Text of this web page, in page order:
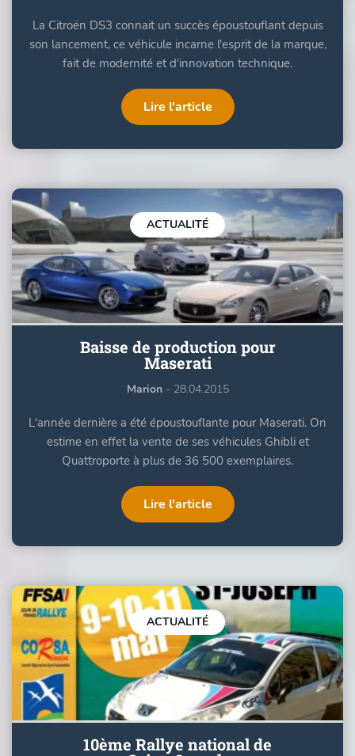
La Citroën DS3 connait un succès époustouflant depuis
son lancement, ce véhicule incarne l'esprit de la marque,
fait de modernité et d'innovation technique.
Lire l'article
ACTUALITÉ
Baisse de production pour
Maserati
Marion - 28.04.2015
L'année dernière a été époustouflante pour Maserati. On
estime en effet la vente de ses véhicules Ghibli et
Quattroporte à plus de 36 500 exemplaires.
Lire l'article
ACTUALITÉ
10ème Rallye national de